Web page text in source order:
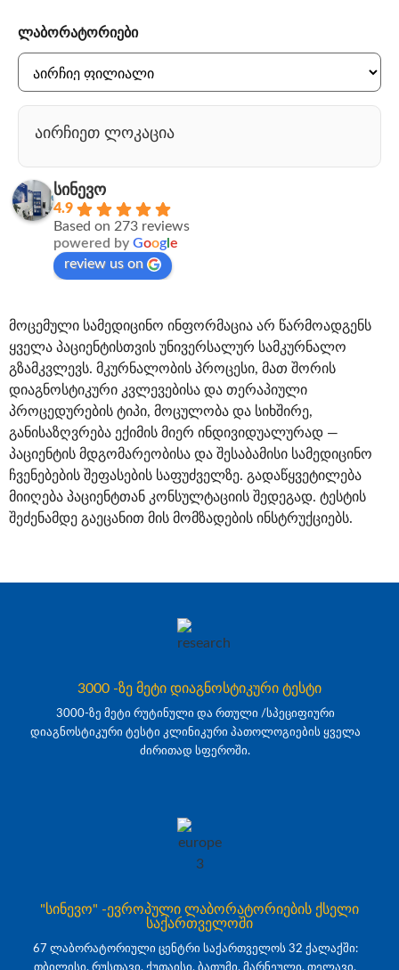
ლაბორატორიები
აირჩიეთ ლოკაცია
სინევო
4.9
Based on 273 reviews
powered by Google
review us on
მოცემული სამედიცინო ინფორმაცია არ წარმოადგენს
ყველა პაციენტისთვის უნივერსალურ სამკურნალო
გზამკვლევს. მკურნალობის პროცესი, მათ შორის
დიაგნოსტიკური კვლევებისა და თერაპიული
პროცედურების ტიპი, მოცულობა და სიხშირე,
განისაზღვრება ექიმის მიერ ინდივიდუალურად —
პაციენტის მდგომარეობისა და შესაბამისი სამედიცინო
ჩვენებების შეფასების საფუძველზე. გადაწყვეტილება
მიიღება პაციენტთან კონსულტაციის შედეგად. ტესტის
შეძენამდე გაეცანით მის მომზადების ინსტრუქციებს.
3000 -ზე მეტი დიაგნოსტიკური ტესტი
3000-ზე მეტი რუტინული და რთული /სპეციფიური
დიაგნოსტიკური ტესტი კლინიკური პათოლოგიების ყველა
ძირითად სფეროში.
"სინევო" -ევროპული ლაბორატორიების ქსელი
საქართველოში
67 ლაბორატორიული ცენტრი საქართველოს 32 ქალაქში:
თბილისი, რუსთავი, ქუთაისი, ბათუმი, მარნეული, თელავი,